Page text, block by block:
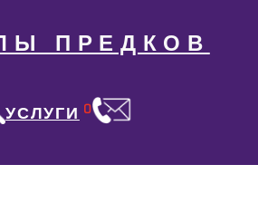
ПРЕДКОВ
УСЛУГИ 0